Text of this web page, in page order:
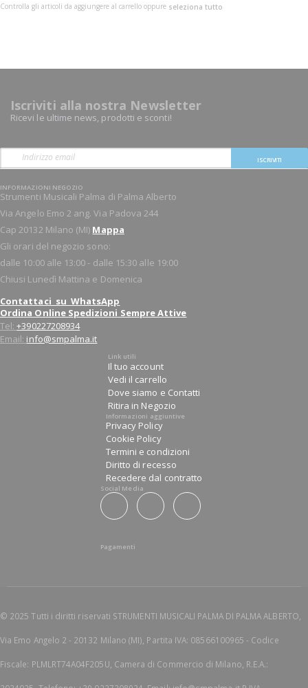
Controlla gli articoli da aggiungere al carrello oppure seleziona tutto
Iscriviti alla nostra Newsletter
Ricevi le ultime news, prodotti e sconti!
ISCRIVITI
INFORMAZIONI NEGOZIO
Strumenti Musicali Palma di Palma Alberto
Via Angelo Emo 2 ang. Via Padova 244
Cap 20132 Milano (MI) Mappa
Gli orari del negozio sono:
dalle 10:00 alle 13:00 - dalle 15:30 alle 19:00
Chiusi Lunedì Mattina e Domenica
Contattaci su WhatsApp
Ordina Online Spedizioni Sempre Attive
Tel:+390227208934
Email: info@smpalma.it
Link utili
Il tuo account
Vedi il carrello
Dove siamo e Contatti
Ritira in Negozio
Informazioni aggiuntive
Privacy Policy
Cookie Policy
Termini e condizioni
Diritto di recesso
Recedere dal contratto
Social Media
Pagamenti
© 2025 Tutti i diritti riservati STRUMENTI MUSICALI PALMA DI PALMA ALBERTO,
Via Emo Angelo 2 - 20132 Milano (MI), Partita IVA: 08566100965 - Codice
Fiscale: PLMLRT74A04F205U, Camera di Commercio di Milano, R.E.A.: